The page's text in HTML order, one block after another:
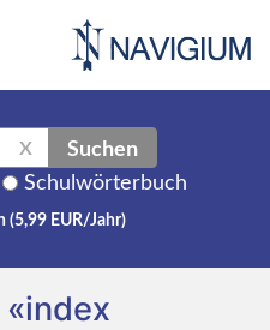
X Suchen
Schulwörterbuch
(5,99 EUR/Jahr)